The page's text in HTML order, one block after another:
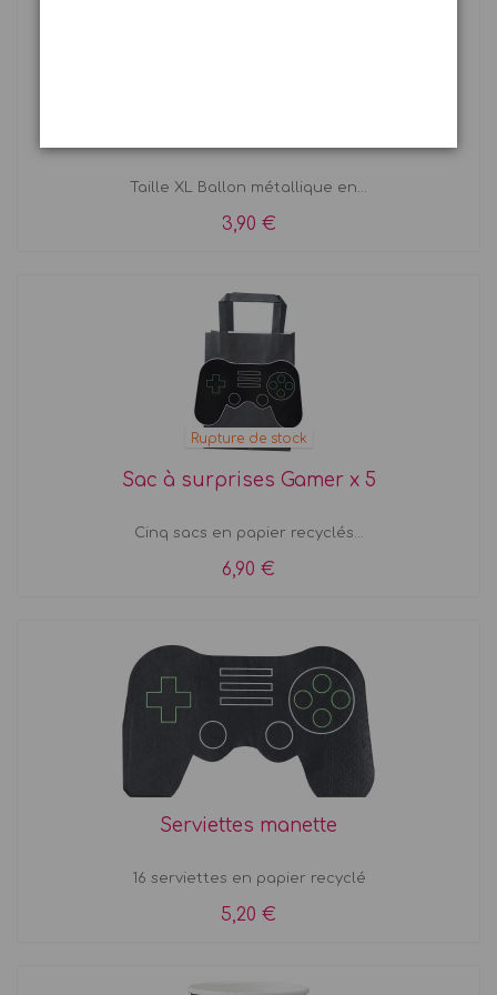
Taille XL Ballon métallique en...
3,90 €
Rupture de stock
Sac à surprises Gamer x 5
Cinq sacs en papier recyclés...
6,90 €
Serviettes manette
16 serviettes en papier recyclé
5,20 €